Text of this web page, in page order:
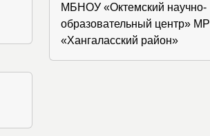
МБНОУ «Октемский научно-
образовательный центр» МР
«Хангаласский район»